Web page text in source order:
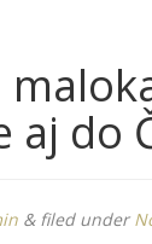
aj do
&filed under